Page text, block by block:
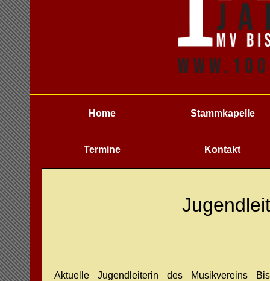
Home Stammkapelle
Termine Kontakt
Aktuelle Jugendleiterin des Musikvereins